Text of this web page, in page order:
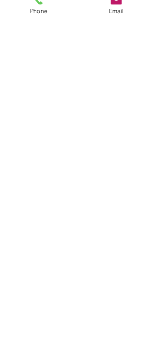
Nachname
Phone Email